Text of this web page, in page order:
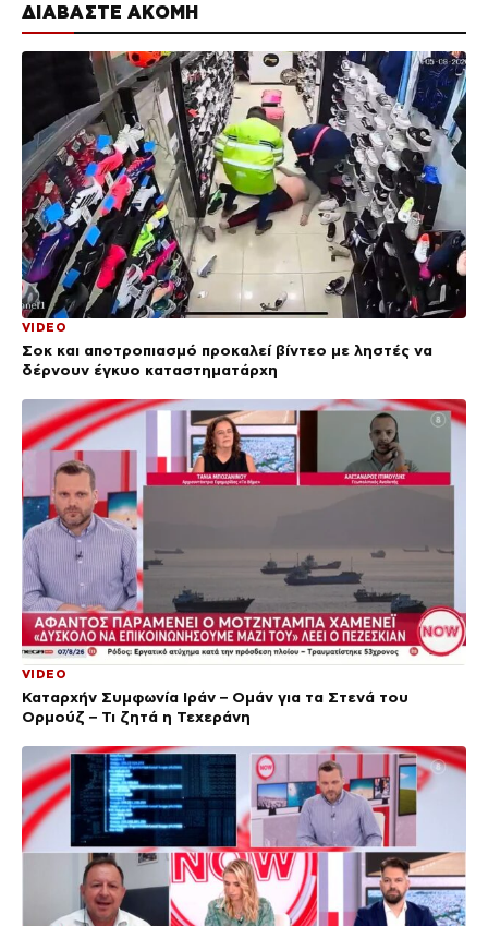
ΔΙΑΒΑΣΤΕ ΑΚΟΜΗ
VIDEO
Σοκ και αποτροπιασμό προκαλεί βίντεο με ληστές να
δέρνουν έγκυο καταστηματάρχη
VIDEO
Καταρχήν Συμφωνία Ιράν – Ομάν για τα Στενά του
Ορμούζ – Τι ζητά η Τεχεράνη